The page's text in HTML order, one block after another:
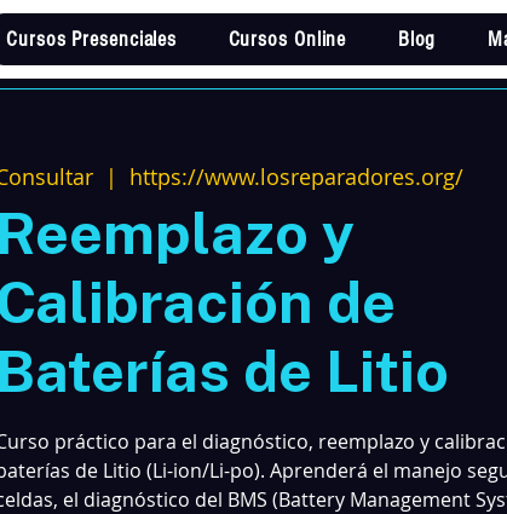
Cursos Presenciales Cursos Online Blog
  |
https://www.losreparadores.org/
Reemplazo y
de
Baterías de Litio
práctico para el diagnóstico, reemplazo y
de Litio (Li-ion/Li-po). Aprenderá el manejo
el diagnóstico del BMS (Battery Management